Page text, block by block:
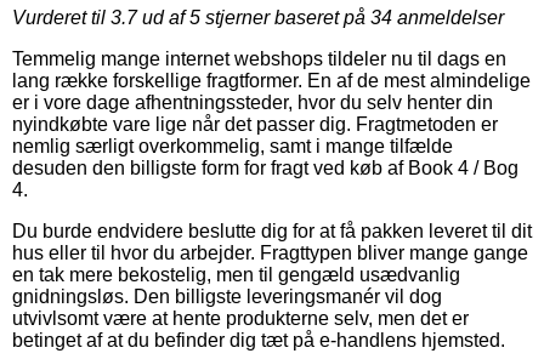
Vurderet til 3.7ud af 5 stjerner baseret på 34 anmeldelser
Temmelig mange internet webshops tildeler nu til dags en
lang række forskellige fragtformer. En af de mest almindelige
er i vore dage afhentningssteder, hvor du selv henter din
nyindkøbte vare lige når det passer dig. Fragtmetoden er
nemlig særligt overkommelig, samt i mange tilfælde
desuden den billigste form for fragt ved køb af Book 4 / Bog
4.
Du burde endvidere beslutte dig for at få pakken leveret til dit
hus eller til hvor du arbejder. Fragttypen bliver mange gange
en tak mere bekostelig, men til gengæld usædvanlig
gnidningsløs. Den billigste leveringsmanér vil dog
utvivlsomt være at hente produkterne selv, men det er
betinget af at du befinder dig tæt på e-handlens hjemsted.